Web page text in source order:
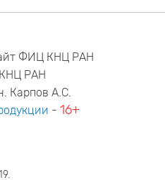
ФИЦ КНЦ РАН
РАН
Карпов А.С.
-16+